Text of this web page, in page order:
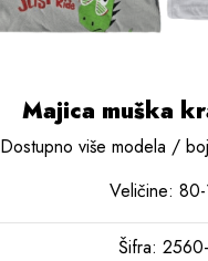
Majica muška
Dostupno više modela /
Veličine:
Šifra: